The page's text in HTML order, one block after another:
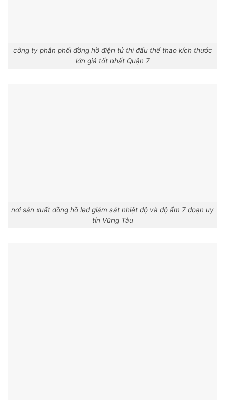
công ty phân phối đồng hồ điện tử thi đấu thể thao kích thước
lớn giá tốt nhất Quận 7
nơi sản xuất đồng hồ led giám sát nhiệt độ và độ ẩm 7 đoạn uy
tín Vũng Tàu